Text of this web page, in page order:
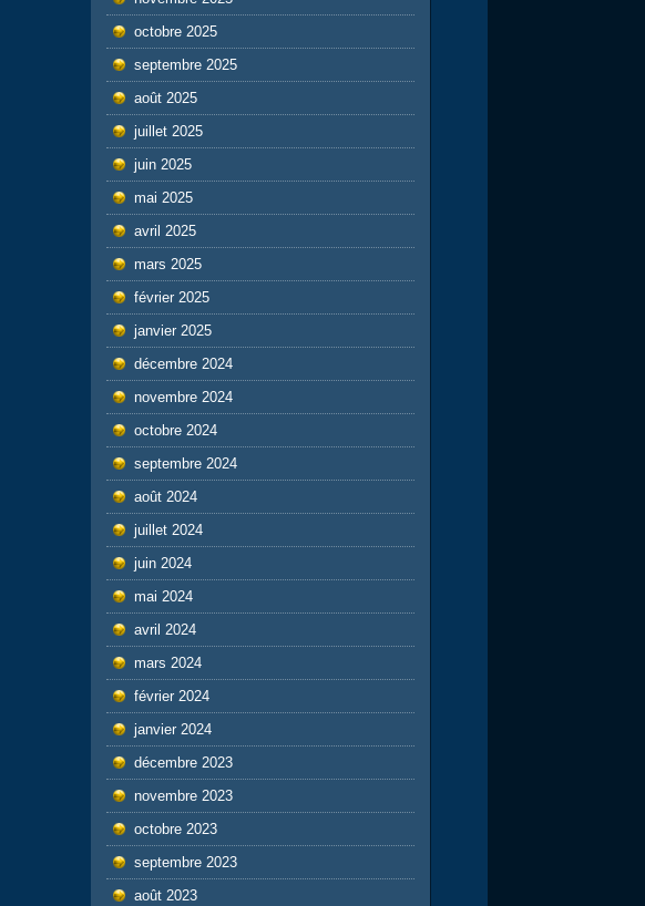
octobre 2025
septembre 2025
août 2025
juillet 2025
juin 2025
mai 2025
avril 2025
mars 2025
février 2025
janvier 2025
décembre 2024
novembre 2024
octobre 2024
septembre 2024
août 2024
juillet 2024
juin 2024
mai 2024
avril 2024
mars 2024
février 2024
janvier 2024
décembre 2023
novembre 2023
octobre 2023
septembre 2023
août 2023